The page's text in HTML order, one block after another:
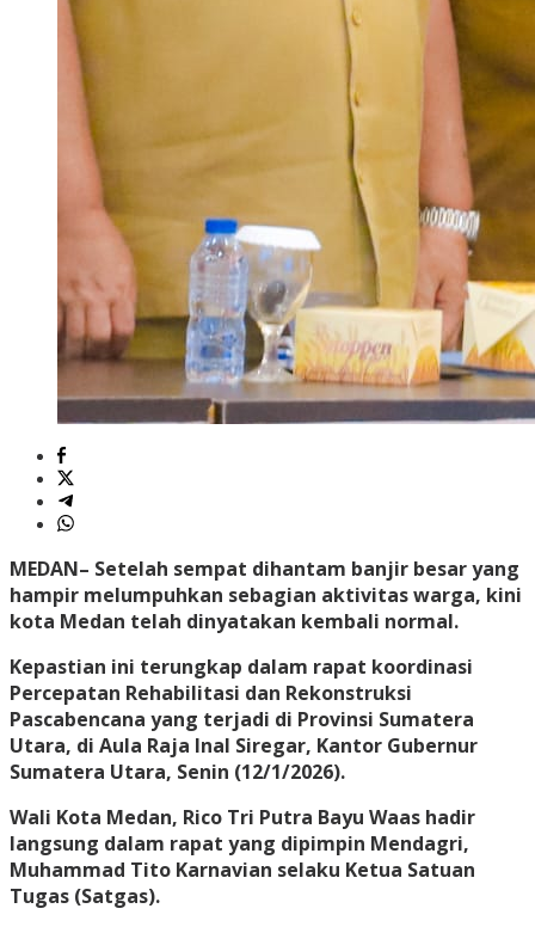
MEDAN– Setelah sempat dihantam banjir besar yang
hampir melumpuhkan sebagian aktivitas warga, kini
kota Medan telah dinyatakan kembali normal.
Kepastian ini terungkap dalam rapat koordinasi
Percepatan Rehabilitasi dan Rekonstruksi
Pascabencana yang terjadi di Provinsi Sumatera
Utara, di Aula Raja Inal Siregar, Kantor Gubernur
Sumatera Utara, Senin (12/1/2026).
Wali Kota Medan, Rico Tri Putra Bayu Waas hadir
langsung dalam rapat yang dipimpin Mendagri,
Muhammad Tito Karnavian selaku Ketua Satuan
Tugas (Satgas).